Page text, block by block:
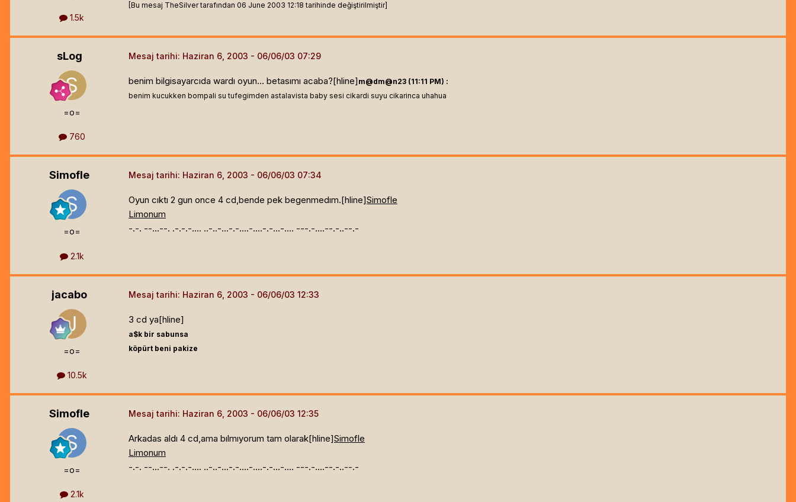
1.5k
[Bu mesaj TheSilver tarafından 06 June 2003 12:18 tarihinde değiştirilmiştir]
sLog
=o=
760
Mesaj tarihi: Haziran 6, 2003
benim bilgisayarcıda wardı oyun... betasımı acaba?[hline] m@dm@n23 (11:11 PM) :
benim kucukken bompali su tufegimden astalavista baby sesi cikardi suyu cikarinca uhahua
Simofle
=o=
2.1k
Mesaj tarihi: Haziran 6, 2003
Oyun cıktı 2 gun once 4 cd,bende pek begenmedım.[hline]Simofle
Limonum
-.-. --...--. .-.-.-.... ..-..-...-.-....-....-.-...-.... ---.-....--.-..--.-
jacabo
=o=
10.5k
Mesaj tarihi: Haziran 6, 2003
3 cd ya[hline]
a$k bir sabunsa
köpürt beni pakize
Simofle
=o=
2.1k
Mesaj tarihi: Haziran 6, 2003
Arkadas aldı 4 cd,ama bılmıyorum tam olarak[hline]Simofle
Limonum
-.-. --...--. .-.-.-.... ..-..-...-.-....-....-.-...-.... ---.-....--.-..--.-